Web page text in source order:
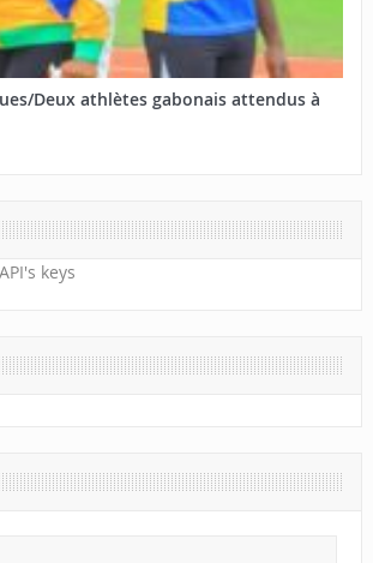
Deux athlètes gabonais attendus à
keys